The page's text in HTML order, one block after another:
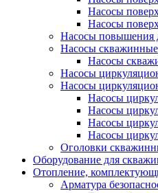
Насосы
Насосы
Насосы повышения
Насосы скважинные
Насосы
Насосы
Насосы
Насосы
Насосы
Насосы
Насосы
Оголовки
Оборудование для
Отопление,
Арматура